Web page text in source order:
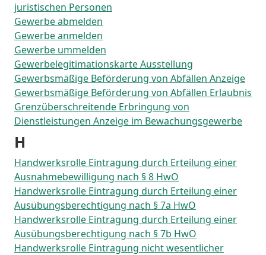
juristischen Personen
Gewerbe abmelden
Gewerbe anmelden
Gewerbe ummelden
Gewerbelegitimationskarte Ausstellung
Gewerbsmäßige Beförderung von Abfällen Anzeige
Gewerbsmäßige Beförderung von Abfällen Erlaubnis
Grenzüberschreitende Erbringung von
Dienstleistungen Anzeige im Bewachungsgewerbe
H
Handwerksrolle Eintragung durch Erteilung einer
Ausnahmebewilligung nach § 8 HwO
Handwerksrolle Eintragung durch Erteilung einer
Ausübungsberechtigung nach § 7a HwO
Handwerksrolle Eintragung durch Erteilung einer
Ausübungsberechtigung nach § 7b HwO
Handwerksrolle Eintragung nicht wesentlicher